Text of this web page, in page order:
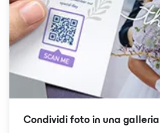
Condividi foto in una